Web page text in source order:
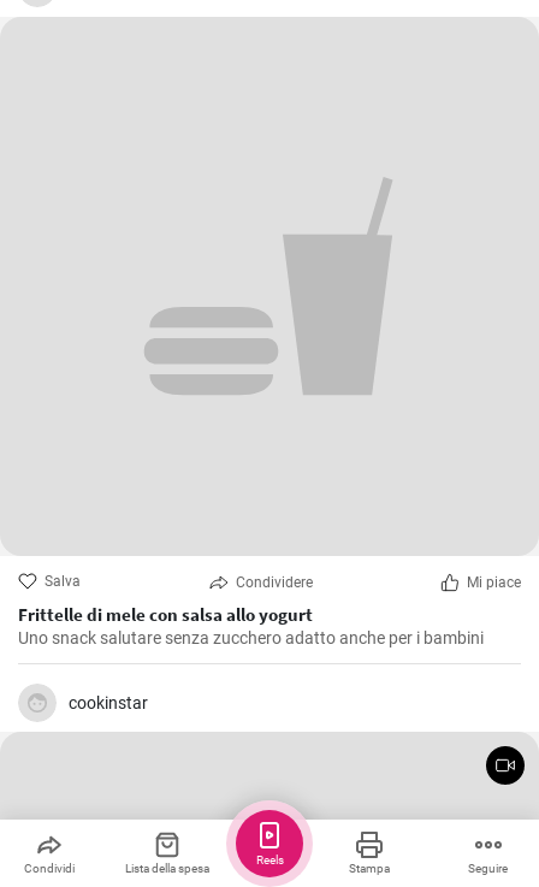
Salva Condividere Mi piace
Frittelle di mele con salsa allo yogurt
Uno snack salutare senza zucchero adatto anche per i bambini
cookinstar
Condividi Lista della spesa Stampa Seguire
Reels